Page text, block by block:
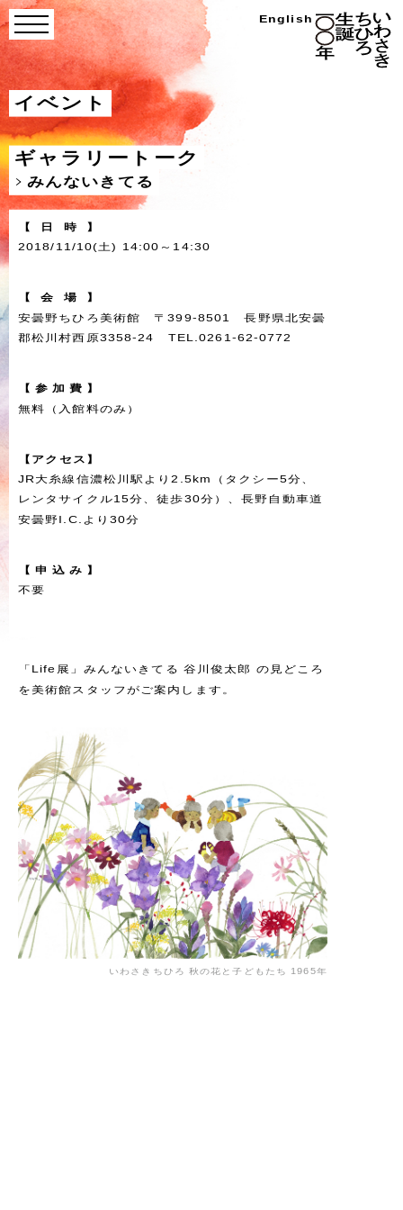
Skip
to
content
い
わ
さ
き
ち
English
menu
イベント
ギャラリートーク
みんないきてる
【 日 時
】
2018/11/10(土) 14:00～14:30
【 会 場 】
安曇野ちひろ美術館 〒399-8501 長野県北安曇
郡松川村西原3358-24 TEL.0261-62-0772
【 参 加 費 】
無料（入館料のみ）
【 アク セ ス 】
JR大糸線信濃松川駅より2.5km（タクシー5分、
レンタサイクル15分、徒歩30分）、長野自動車道
安曇野I.C.より30分
【 申 込 み 】
不要
「Life展」みんないきてる 谷川俊太郎 の見どころ
を美術館スタッフがご案内します。
いわさきちひろ 秋の花と子どもたち 1965年